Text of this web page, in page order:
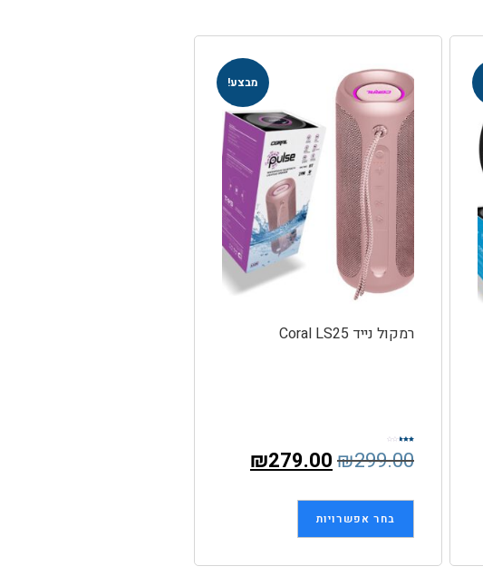
מבצע!
רמקול נייד Coral LS25
מתוך
5
₪299.00
₪279.00
בחר אפשרויות